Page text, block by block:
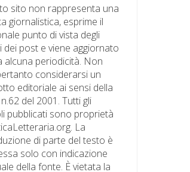
sito non rappresenta una
giornalistica, esprime il
punto di vista degli
dei post e viene aggiornato
alcuna periodicità. Non
considerarsi un
editoriale ai sensi della
del 2001. Tutti gli
pubblicati sono proprietà
La
di parte del testo è
solo con indicazione
della fonte. È vietata la